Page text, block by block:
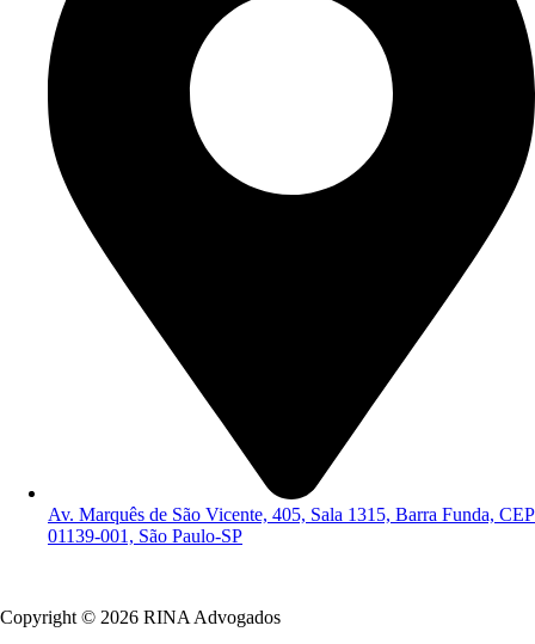
Av. Marquês de São Vicente, 405, Sala 1315, Barra Funda, CEP
01139-001, São Paulo-SP
Copyright © 2026 RINA Advogados